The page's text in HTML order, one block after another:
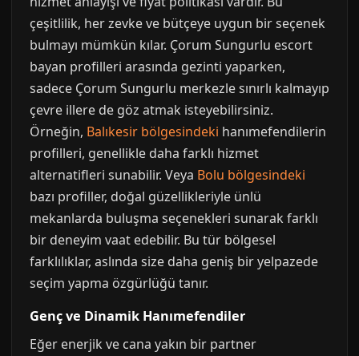
çeşitlilik, her zevke ve bütçeye uygun bir seçenek
bulmayı mümkün kılar. Çorum Sungurlu escort
bayan profilleri arasında gezinti yaparken,
sadece Çorum Sungurlu merkezle sınırlı kalmayıp
çevre illere de göz atmak isteyebilirsiniz.
Örneğin, Balıkesir bölgesindeki hanımefendilerin
profilleri, genellikle daha farklı hizmet
alternatifleri sunabilir. Veya Bolu bölgesindeki
bazı profiller, doğal güzellikleriyle ünlü
mekanlarda buluşma seçenekleri sunarak farklı
bir deneyim vaat edebilir. Bu tür bölgesel
farklılıklar, aslında size daha geniş bir yelpazede
seçim yapma özgürlüğü tanır.
Genç ve Dinamik Hanımefendiler
Eğer enerjik ve cana yakın bir partner